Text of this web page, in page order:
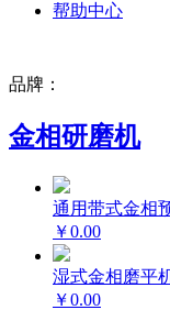
帮助中心
品牌：
金相研磨机
通用带式金相
￥0.00
湿式金相磨平
￥0.00